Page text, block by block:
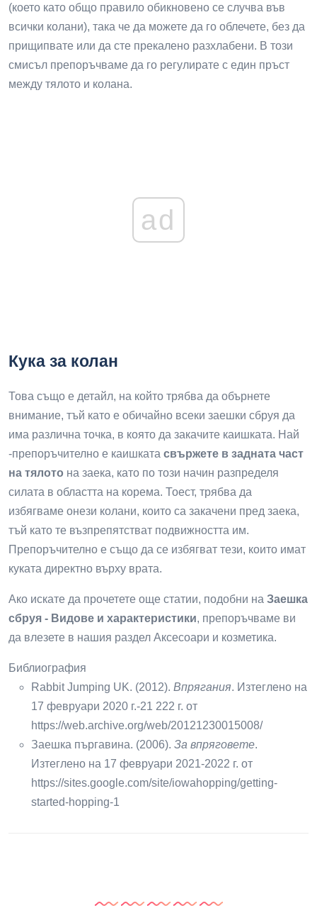
(което като общо правило обикновено се случва във
всички колани), така че да можете да го облечете, без да
прищипвате или да сте прекалено разхлабени. В този
смисъл препоръчваме да го регулирате с един пръст
между тялото и колана.
ad
Кука за колан
Това също е детайл, на който трябва да обърнете
внимание, тъй като е обичайно всеки заешки сбруя да
има различна точка, в която да закачите каишката. Най
-препоръчително е каишката свържете в задната част
на тялото на заека, като по този начин разпределя
силата в областта на корема. Тоест, трябва да
избягваме онези колани, които са закачени пред заека,
тъй като те възпрепятстват подвижността им.
Препоръчително е също да се избягват тези, които имат
куката директно върху врата.
Ако искате да прочетете още статии, подобни на Заешка
сбруя - Видове и характеристики, препоръчваме ви
да влезете в нашия раздел Аксесоари и козметика.
Библиография
Rabbit Jumping UK. (2012). Впрягания. Изтеглено на
17 февруари 2020 г.-21 222 г. от
https://web.archive.org/web/20121230015008/
Заешка пъргавина. (2006). За впряговете.
Изтеглено на 17 февруари 2021-2022 г. от
https://sites.google.com/site/iowahopping/getting-
started-hopping-1